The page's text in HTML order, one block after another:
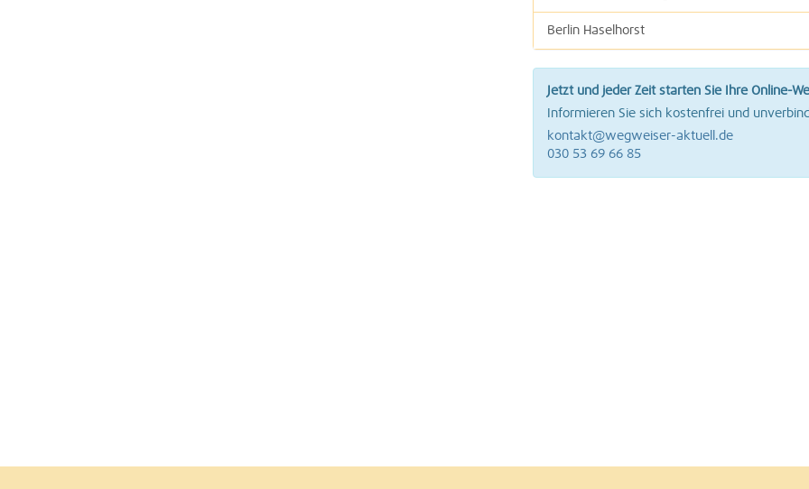
Berlin Haselhorst
Berlin Tegel
Berlin Westend
Jetzt und jeder Zeit starten Sie Ihre Online-
Informieren Sie sich kostenfrei und
kontakt@wegweiser-aktuell.de
030 53 69 66 85